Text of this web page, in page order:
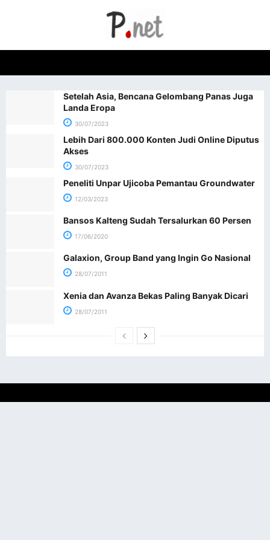
Setelah Asia, Bencana Gelombang Panas Juga
Landa Eropa
30/07/2023
Lebih Dari 800.000 Konten Judi Online Diputus
Akses
30/07/2023
Peneliti Unpar Ujicoba Pemantau Groundwater
12/03/2023
Bansos Kalteng Sudah Tersalurkan 60 Persen
17/06/2020
Galaxion, Group Band yang Ingin Go Nasional
28/07/2011
Xenia dan Avanza Bekas Paling Banyak Dicari
28/07/2011